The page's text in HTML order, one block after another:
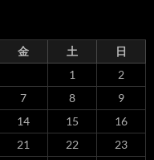
金 土
日
1
2
7 8
9
14 15
16
21 22
23